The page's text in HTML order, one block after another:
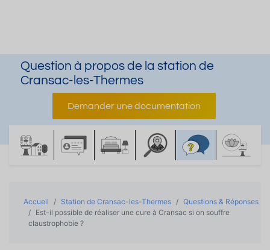
Question à propos de la station de
Cransac-les-Thermes
Demander une documentation
Accueil Station de Cransac-les-Thermes
Questions & Réponses
Est-il possible de réaliser une cure à Cransac si on souffre
claustrophobie ?